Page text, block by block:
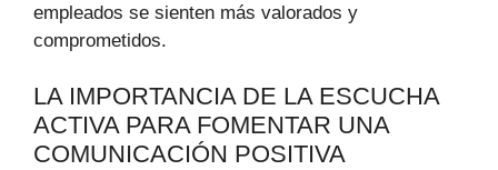
empleados se sienten más valorados y
comprometidos.
LA IMPORTANCIA DE LA ESCUCHA
ACTIVA PARA FOMENTAR UNA
COMUNICACIÓN POSITIVA